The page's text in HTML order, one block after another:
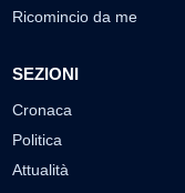
Ricomincio da me
SEZIONI
Cronaca
Politica
Attualità